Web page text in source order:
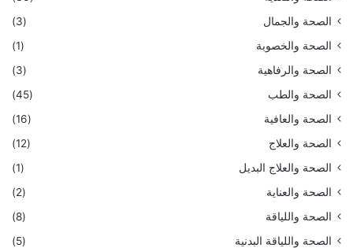
الصحة والجمال
(3)
الصحة والخصوبة
(1)
الصحة والرفاهية
(3)
الصحة والطب
(45)
الصحة والعافية
(16)
الصحة والعلاج
(12)
الصحة والعلاج البديل
(1)
الصحة والعناية
(2)
الصحة واللياقة
(8)
الصحة واللياقة البدنية
(5)